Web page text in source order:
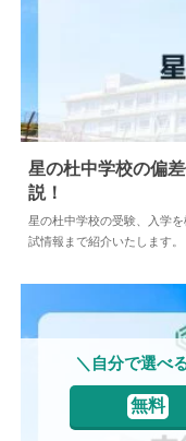
中学情報
星の杜中学校の偏
説！
星の杜中学校の受験、入学
試情報まで紹介いたします。
＼自分で選べ
無料